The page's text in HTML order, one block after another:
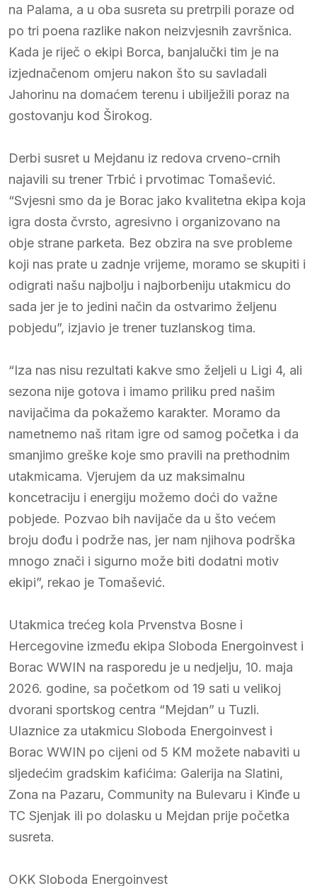
na Palama, a u oba susreta su pretrpili poraze od
po tri poena razlike nakon neizvjesnih završnica.
Kada je riječ o ekipi Borca, banjalučki tim je na
izjednačenom omjeru nakon što su savladali
Jahorinu na domaćem terenu i ubilježili poraz na
gostovanju kod Širokog.
Derbi susret u Mejdanu iz redova crveno-crnih
najavili su trener Trbić i prvotimac Tomašević.
“Svjesni smo da je Borac jako kvalitetna ekipa koja
igra dosta čvrsto, agresivno i organizovano na
obje strane parketa. Bez obzira na sve probleme
koji nas prate u zadnje vrijeme, moramo se skupiti i
odigrati našu najbolju i najborbeniju utakmicu do
sada jer je to jedini način da ostvarimo željenu
pobjedu”, izjavio je trener tuzlanskog tima.
“Iza nas nisu rezultati kakve smo željeli u Ligi 4, ali
sezona nije gotova i imamo priliku pred našim
navijačima da pokažemo karakter. Moramo da
nametnemo naš ritam igre od samog početka i da
smanjimo greške koje smo pravili na prethodnim
utakmicama. Vjerujem da uz maksimalnu
koncetraciju i energiju možemo doći do važne
pobjede. Pozvao bih navijače da u što većem
broju dođu i podrže nas, jer nam njihova podrška
mnogo znači i sigurno može biti dodatni motiv
ekipi”, rekao je Tomašević.
Utakmica trećeg kola Prvenstva Bosne i
Hercegovine između ekipa Sloboda Energoinvest i
Borac WWIN na rasporedu je u nedjelju, 10. maja
2026. godine, sa početkom od 19 sati u velikoj
dvorani sportskog centra “Mejdan” u Tuzli.
Ulaznice za utakmicu Sloboda Energoinvest i
Borac WWIN po cijeni od 5 KM možete nabaviti u
sljedećim gradskim kafićima: Galerija na Slatini,
Zona na Pazaru, Community na Bulevaru i Kinđe u
TC Sjenjak ili po dolasku u Mejdan prije početka
susreta.
OKK Sloboda Energoinvest